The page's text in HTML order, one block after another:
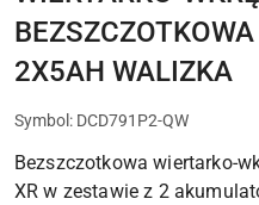
MONTAŻOWYCH
2X5AH WALIZKA
Symbol: DCD791P2-QW
Bezszczotkowa wiertarko-
XR w zestawie z 2